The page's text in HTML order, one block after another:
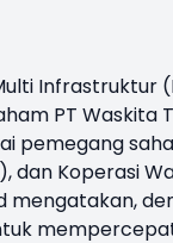
Infrastruktur
PT Waskita
pemegang
dan Koperasi
mengatakan,